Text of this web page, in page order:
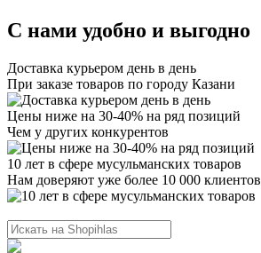
С нами удобно и выгодно
Доставка курьером день в день
При заказе товаров по городу Казани
Цены ниже на 30-40% на ряд позиций
Чем у других конкурентов
10 лет в сфере мусульманских товаров
Нам доверяют уже более 10 000 клиентов